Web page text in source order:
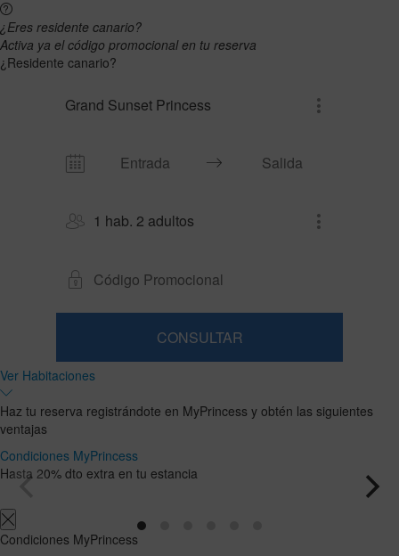
¿Eres residente canario?
Activa ya el código promocional en tu reserva
¿Residente canario?
Grand Sunset Princess
1 hab. 2 adultos
CONSULTAR
y
ocupaciones
Habitación
1
adultos
13
2
Hasta
12
0
Añadir
habitación
Ver Habitaciones
Haz tu reserva registrándote en MyPrincess y obtén las siguientes
ventajas
Condiciones MyPrincess
Hasta 20% dto extra en tu estancia
Condiciones MyPrincess